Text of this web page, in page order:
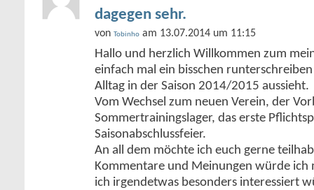
dagegen sehr.
von Tobinho am 13.07.2014 um 11:15
Hallo und herzlich Willkommen zum
einfach mal ein bisschen
Alltag in der Saison 2014/2015 aussieht.
Vom Wechsel zum neuen Verein, der
Sommertrainingslager, das erste
Saisonabschlussfeier.
An all dem möchte ich euch gerne
Kommentare und Meinungen würde ich
ich irgendetwas besonders interessiert